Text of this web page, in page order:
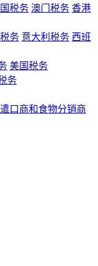
税务 澳门税务 香港
务 意大利税务 西班
美国税务
务
口商和食物分销商